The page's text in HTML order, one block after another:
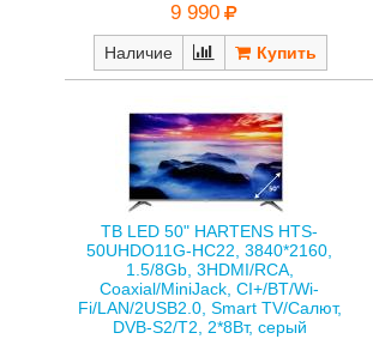
9 990
Наличие
ТВ LED 50" HARTENS HTS-
50UHDO11G-HC22, 3840*2160,
1.5/8Gb, 3HDMI/RCA,
Coaxial/MiniJack, CI+/BT/Wi-
Fi/LAN/2USB2.0, Smart TV/Салют,
DVB-S2/T2, 2*8Вт, серый